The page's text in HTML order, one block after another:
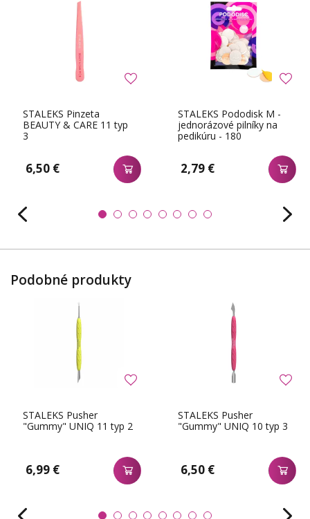
STALEKS Pinzeta
BEAUTY & CARE 11 typ
3
6,50 €
STALEKS Pododisk M -
jednorázové pilníky na
pedikúru - 180
2,79 €
Podobné produkty
STALEKS Pusher
"Gummy" UNIQ 11 typ 2
6,99 €
STALEKS Pusher
"Gummy" UNIQ 10 typ 3
6,50 €